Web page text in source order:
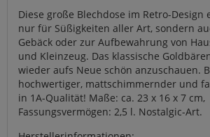
Diese große Blechdose im Retro-Design
nur für Süßigkeiten aller Art, sondern
Gebäck oder zur Aufbewahrung von
und Kleinzeug. Das klassische
wieder aufs Neue schön anzuschauen.
hochwertiger, mattschimmernder und
in 1A-Qualität! Maße: ca. 23 x 16 x 7 cm,
Fassungsvermögen: 2,5 l. Nostalgic-Art.